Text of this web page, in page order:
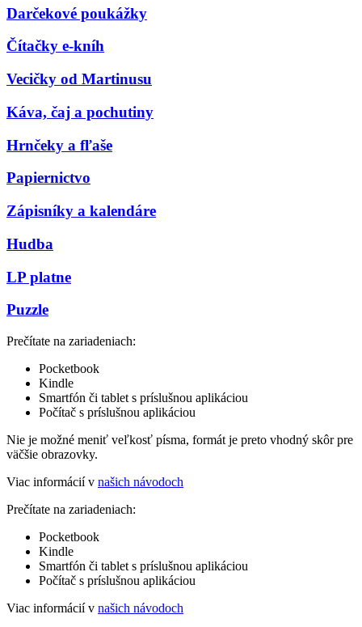
Darčekové poukážky
Čítačky e-kníh
Vecičky od Martinusu
Káva, čaj a pochutiny
Hrnčeky a fľaše
Papiernictvo
Zápisníky a kalendáre
Hudba
LP platne
Puzzle
Prečítate na zariadeniach:
Pocketbook
Kindle
Smartfón či tablet s príslušnou aplikáciou
Počítač s príslušnou aplikáciou
Nie je možné meniť veľkosť písma, formát je preto vhodný skôr pre
väčšie obrazovky.
Viac informácií v našich návodoch
Prečítate na zariadeniach:
Pocketbook
Kindle
Smartfón či tablet s príslušnou aplikáciou
Počítač s príslušnou aplikáciou
Viac informácií v našich návodoch